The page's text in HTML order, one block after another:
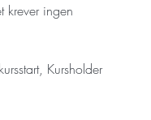
krever ingen
Kursholder